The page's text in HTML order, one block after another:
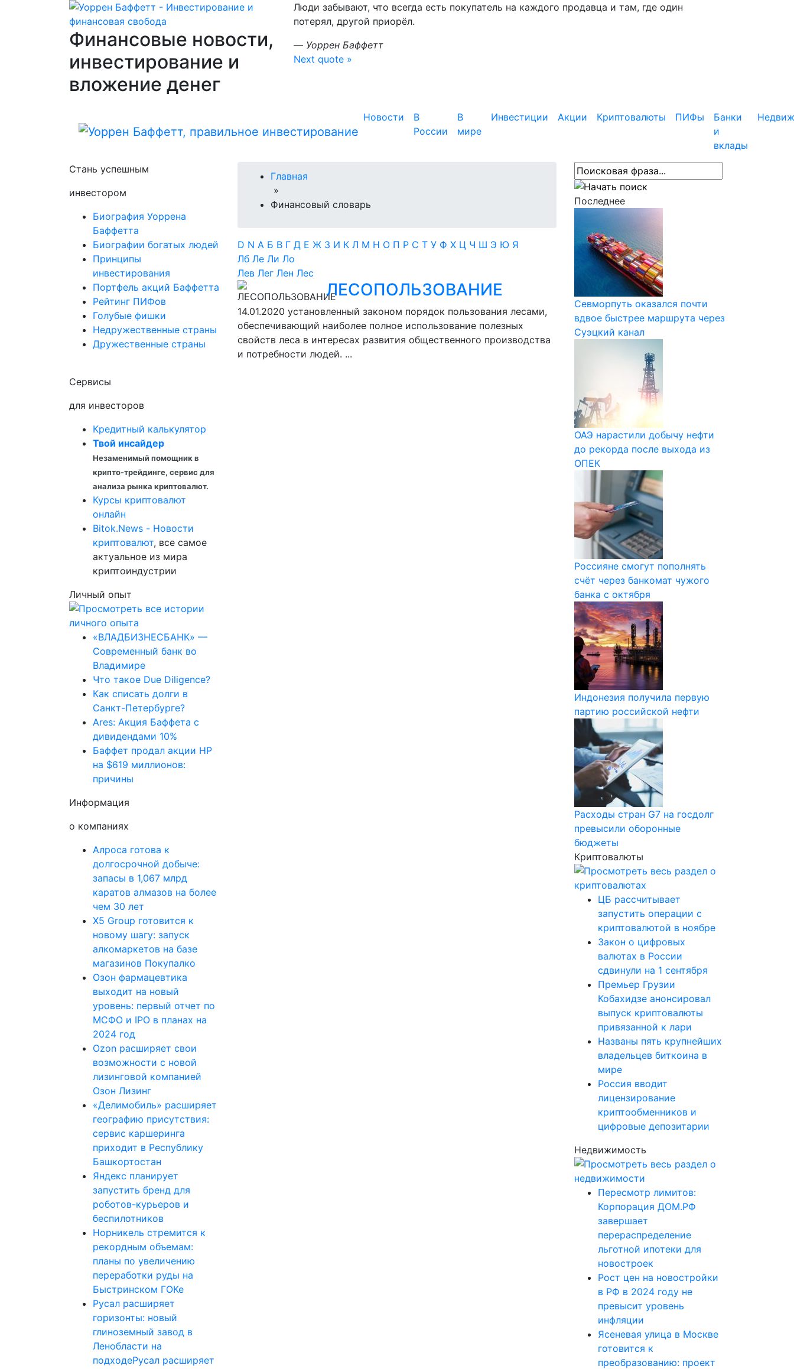
Финансовые новости,
инвестирование и
вложение денег
Люди забывают, что всегда есть покупатель на каждого продавца и там, где один
потерял, другой приорёл.
— Уоррен Баффетт
Next quote »
Новости
В
России
В
мире
Инвестиции Акции Криптовалюты ПИФы
Банки
и
вклады
Стань успешным
инвестором
Биография Уоррена
Баффетта
Биографии богатых людей
Принципы
инвестирования
Портфель акций Баффетта
Рейтинг ПИФов
Голубые фишки
Недружественные страны
Дружественные страны
Сервисы
для инвесторов
Кредитный калькулятор
Твой инсайдер
Незаменимый помощник в
крипто-трейдинге, сервис для
анализа рынка криптовалют.
Курсы криптовалют
онлайн
Bitok.News - Новости
криптовалют, все самое
актуальное из мира
криптоиндустрии
Личный опыт
«ВЛАДБИЗНЕСБАНК» —
Современный банк во
Владимире
Что такое Due Diligence?
Как списать долги в
Санкт-Петербурге?
Ares: Акция Баффета с
дивидендами 10%
Баффет продал акции HP
на $619 миллионов:
причины
Информация
о компаниях
Алроса готова к
долгосрочной добыче:
запасы в 1,067 млрд
каратов алмазов на более
чем 30 лет
X5 Group готовится к
новому шагу: запуск
алкомаркетов на базе
магазинов Покупалко
Озон фармацевтика
выходит на новый
уровень: первый отчет по
МСФО и IPO в планах на
2024 год
Ozon расширяет свои
возможности с новой
лизинговой компанией
Озон Лизинг
«Делимобиль» расширяет
географию присутствия:
сервис каршеринга
приходит в Республику
Башкортостан
Яндекс планирует
запустить бренд для
роботов-курьеров и
беспилотников
Норникель стремится к
рекордным объемам:
планы по увеличению
переработки руды на
Быстринском ГОКе
Русал расширяет
горизонты: новый
глиноземный завод в
Ленобласти на
подходеРусал расширяет
Главная
»
Финансовый словарь
D N А Б В Г Д Е Ж З И К Л М Н О П Р С Т У Ф Х Ц Ч Ш Э Ю Я
Лб Ле Ли Ло
Лев Лег Лен Лес
ЛЕСОПОЛЬЗОВАНИЕ
14.01.2020 установленный законом порядок пользования лесами,
обеспечивающий наиболее полное использование полезных
свойств леса в интересах развития общественного производства
и потребности людей. ...
Последнее
Севморпуть оказался почти
вдвое быстрее маршрута через
Суэцкий канал
ОАЭ нарастили добычу нефти
до рекорда после выхода из
ОПЕК
Россияне смогут пополнять
счёт через банкомат чужого
банка с октября
Индонезия получила первую
партию российской нефти
Расходы стран G7 на госдолг
превысили оборонные
бюджеты
Криптовалюты
ЦБ рассчитывает
запустить операции с
криптовалютой в ноябре
Закон о цифровых
валютах в России
сдвинули на 1 сентября
Премьер Грузии
Кобахидзе анонсировал
выпуск криптовалюты
привязанной к лари
Названы пять крупнейших
владельцев биткоина в
мире
Россия вводит
лицензирование
криптообменников и
цифровые депозитарии
Недвижимость
Пересмотр лимитов:
Корпорация ДОМ.РФ
завершает
перераспределение
льготной ипотеки для
новостроек
Рост цен на новостройки
в РФ в 2024 году не
превысит уровень
инфляции
Ясеневая улица в Москве
готовится к
преобразованию: проект